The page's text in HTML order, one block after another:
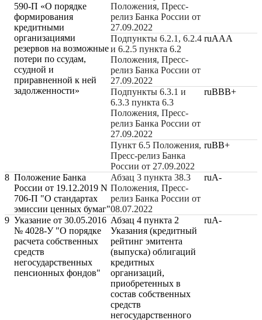
590-П «О порядке
формирования
кредитными
организациями
резервов на возможные
потери по ссудам,
ссудной и
приравненной к ней
задолженности»
Положения, Пресс-
релиз Банка России от
27.09.2022
Подпункты 6.2.1, 6.2.4
и 6.2.5 пункта 6.2
Положения, Пресс-
релиз Банка России от
27.09.2022
ruАAA
Подпункты 6.3.1 и
6.3.3 пункта 6.3
Положения, Пресс-
релиз Банка России от
27.09.2022
ruBBВ+
Пункт 6.5 Положения,
Пресс-релиз Банка
России от 27.09.2022
ruВВ+
8 Положение Банка
России от 19.12.2019 N
706-П "О стандартах
эмиссии ценных бумаг"
Абзац 3 пункта 38.3
Положения, Пресс-
релиз Банка России от
08.07.2022
ruA-
9 Указание от 30.05.2016
№ 4028-У "О порядке
расчета собственных
средств
негосударственных
пенсионных фондов"
Абзац 4 пункта 2
Указания (кредитный
рейтинг эмитента
(выпуска) облигаций
кредитных
организаций,
приобретенных в
состав собственных
средств
негосударственного
ruA-